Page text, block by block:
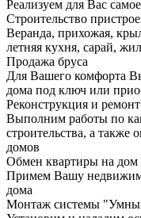
Реализуем для Вас
Строительство
Веранда, прихожая,
летняя кухня, сарай,
Продажа бруса
Для Вашего комфорта
дома под ключ или
Реконструкция и ремонт
Выполним работы по
строительства, а также
домов
Обмен квартиры на дом
Примем Вашу
дома
Монтаж системы